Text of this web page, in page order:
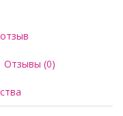
Отзывы (0)